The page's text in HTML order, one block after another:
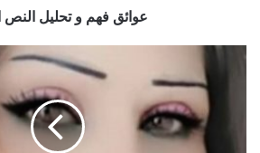
عوائق فهم و تحليل النص